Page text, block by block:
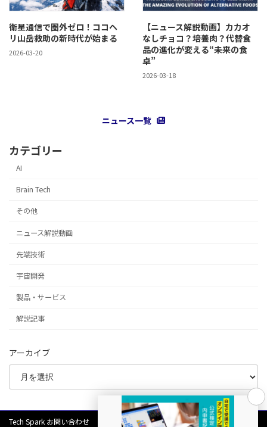
衛星通信で圏外ゼロ！ココヘ
リ山岳救助の新時代が始まる
2026-03-20
【ニュース解説動画】カカオ
なしチョコ？培養肉？代替食
品の進化が変える“未来の食
卓”
2026-03-18
ニュース一覧
カテゴリー
AI
Brain Tech
その他
ニュース解説動画
先端技術
宇宙開発
製品・サービス
解説記事
アーカイブ
Tech Spark お問い合わせ